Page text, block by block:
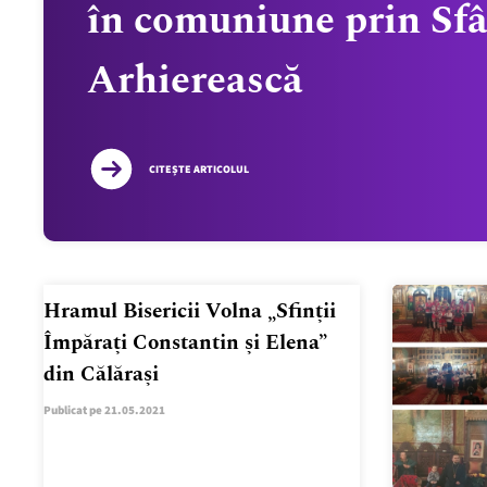
în comuniune prin
Arhierească
CITEȘTE ARTICOLUL
Hramul Bisericii Volna „Sfinții
Împărați Constantin și Elena”
din Călărași
Publicat pe 21.05.2021